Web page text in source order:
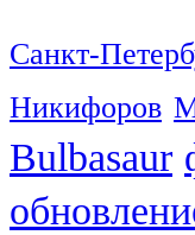
Санкт-
Никифоров
Bulbasaur